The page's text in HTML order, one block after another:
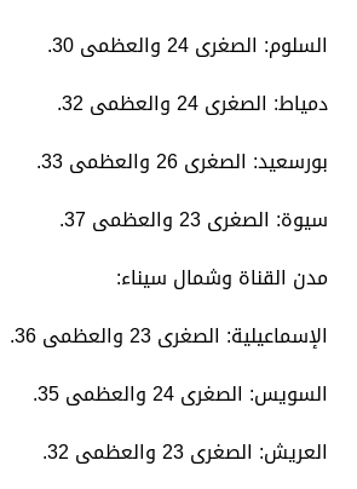
​السلوم: الصغرى 24 والعظمى 30.
​دمياط: الصغرى 24 والعظمى 32.
​بورسعيد: الصغرى 26 والعظمى 33.
​سيوة: الصغرى 23 والعظمى 37.
​مدن القناة وشمال سيناء:
​الإسماعيلية: الصغرى 23 والعظمى 36.
​السويس: الصغرى 24 والعظمى 35.
​العريش: الصغرى 23 والعظمى 32.